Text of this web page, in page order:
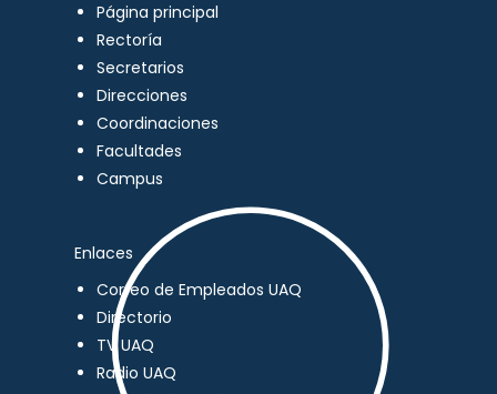
Página principal
Rectoría
Secretarios
Direcciones
Coordinaciones
Facultades
Campus
Enlaces
Correo de Empleados UAQ
Directorio
TV UAQ
Radio UAQ